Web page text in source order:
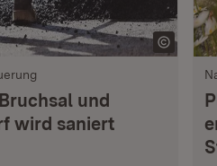
und
wird saniert